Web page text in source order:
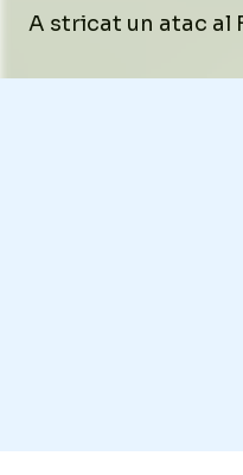
A stricat un atac al